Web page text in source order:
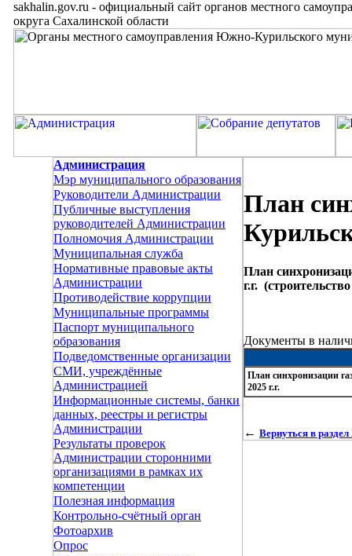
sakhalin.gov.ru - официальный сайт органов местного
округа Сахалинской области
Администрация
Мэр муниципального образования
Руководители Администрации
Публичные выступления
руководителей Администрации
Полномочия Администрации
Муниципальная служба
Нормативные правовые акты
Администрации
Противодействие коррупции
Муниципальные программы
Паспорт муниципального
образования
Подведомственные организации
СМИ, учреждённые
Администрацией
Информационные системы, банки
данных, реестры и регистры
Администрации
Результаты проверок
Администрации сторонними
организациями в рамках их
компетенции
Полезная информация
Контрольно-счётный орган
Фотоархив
Опрос
План
План
г.г.
Документы в
План синхронизации
2025 г.г.
← Вернуться в